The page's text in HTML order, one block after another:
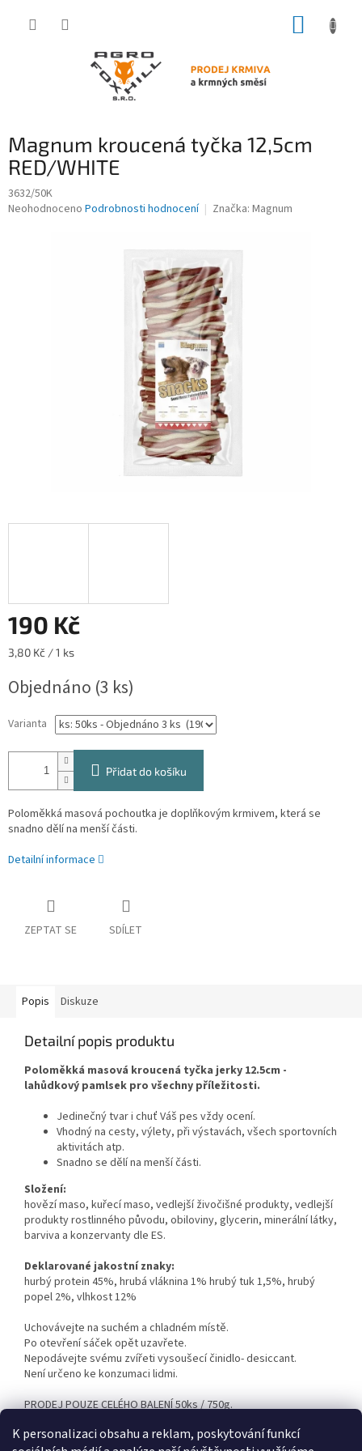
K personalizaci obsahu a reklam, poskytování funkcí
Magnum kroucená tyčka 12,5cm
RED/WHITE
3632/50K
Průměrné
Neohodnoceno Podrobnosti hodnocení Značka: Magnum
190 Kč
Měrná
3,80 Kč / 1 ks
Objednáno (3 ks)
Varianta
Přidat do košíku
Poloměkká masová pochoutka je doplňkovým krmivem, která se
snadno dělí na menší části.
Detailní informace
ZEPTAT SE SDÍLET
Popis Diskuze
Detailní popis produktu
Poloměkká masová kroucená tyčka jerky 12.5cm -
lahůdkový pamlsek pro všechny příležitosti.
Jedinečný tvar i chuť Váš pes vždy ocení.
Vhodný na cesty, výlety, při výstavách, všech sportovních
aktivitách atp.
Snadno se dělí na menší části.
Složení:
hovězí maso, kuřecí maso, vedlejší živočišné produkty, vedlejší
produkty rostlinného původu, obiloviny, glycerin, minerální látky,
barviva a konzervanty dle ES.
Deklarované jakostní znaky:
hurbý protein 45%, hrubá vláknina 1% hrubý tuk 1,5%, hrubý
popel 2%, vlhkost 12%
Uchovávejte na suchém a chladném místě.
Po otevření sáček opět uzavřete.
Nepodávejte svému zvířeti vysoušecí činidlo- desiccant.
Není určeno ke konzumaci lidmi.
PRODEJ POUZE CELÉHO BALENÍ 50ks / 750g.